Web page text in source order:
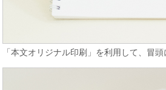
「本文オリジナル印刷」を利用して、冒